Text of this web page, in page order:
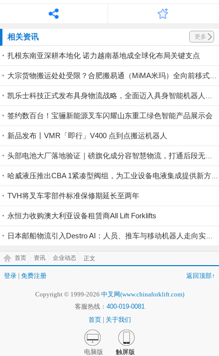
相关资讯 更多
扎根东南亚深耕本地化 诺力越南基地成全球化布局关键支点
签约数百台！宝骊新能源叉车闪耀山东重工绿色智能产品展示会
新品发布丨VMR「即行」V400 点到点搬运机器人
TVH将叉车零部件标准保修期延长至两年
永恒力收购澳大利亚设备租赁商All Lift Forklifts
首页 资讯 企业动态 正文
登录 免费注册 返回顶部↑
Copyright © 1999-2026 中叉网(www.chinaforklift.com)
客服热线： 400-019-0081
首页
关于我们
电脑版 触屏版